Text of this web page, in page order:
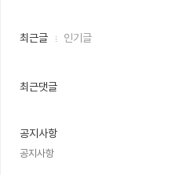
최
근
인
최근글 인기글
최근댓글
공지사항
공지사항